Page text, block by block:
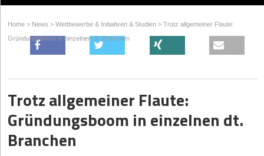
Home > News > Wettbewerbe & Initiativen & Studien > Trotz allgemeiner Flaute:
Gründungsboom in einzelnen dt. Branchen
Trotz allgemeiner Flaute:
Gründungsboom in einzelnen dt.
Branchen